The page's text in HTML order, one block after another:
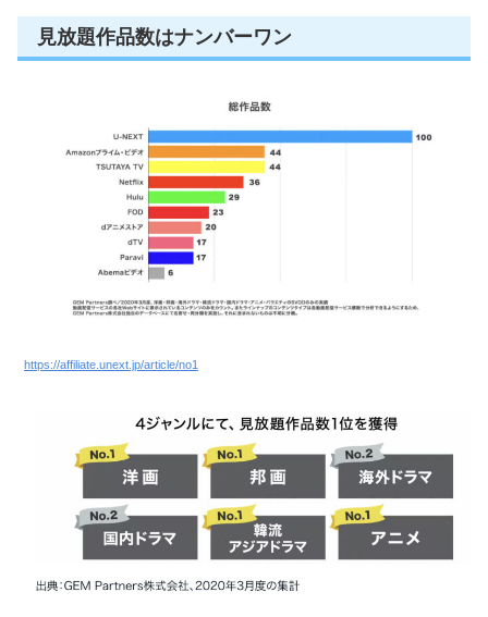
見放題作品数はナンバーワン
https://affiliate.unext.jp/article/no1